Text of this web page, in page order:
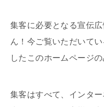
集客に必要となる宣伝
ん！今ご覧いただいて
したこのホームページの
集客はすべて、インタ